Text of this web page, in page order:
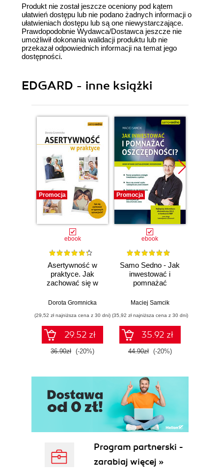
Produkt nie został jeszcze oceniony pod kątem
ułatwień dostępu lub nie podano żadnych informacji o
ułatwieniach dostępu lub są one niewystarczające.
Prawdopodobnie Wydawca/Dostawca jeszcze nie
umożliwił dokonania walidacji produktu lub nie
przekazał odpowiednich informacji na temat jego
dostępności.
EDGARD - inne książki
Promocja
ebook
Asertywność w
praktyce. Jak
zachować się w
sytuacjach?
Dorota Gromnicka
(29,52 zł najniższa cena z 30 dni)
29.52 zł
36.90zł (-20%)
Promocja
ebook
Samo Sedno - Jak
inwestować i
pomnażać
Maciej Samcik
(35,92 zł najniższa cena z 30 dni)
35.92 zł
44.90zł (-20%)
Program partnerski -
zarabiaj więcej »